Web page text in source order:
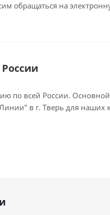
обращаться на
по всей России.
в г. Тверь для наших